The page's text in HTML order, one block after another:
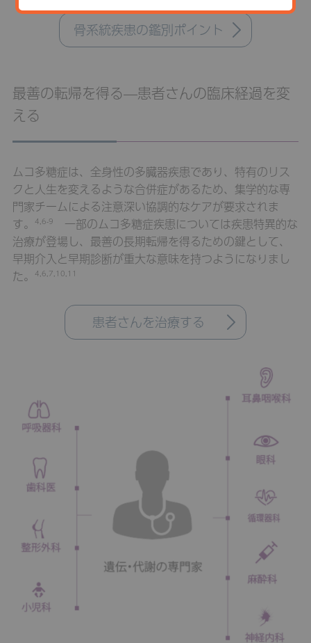
骨系統疾患の鑑別ポイント
最善の転帰を得る—患者さんの臨床経過を変
える
ムコ多糖症は、全身性の多臓器疾患であり、特有のリス
クと人生を変えるような合併症があるため、集学的な専
門家チームによる注意深い協調的なケアが要求されま
す。
4,6-9
一部のムコ多糖症疾患については疾患特異的な
治療が登場し、最善の長期転帰を得るための鍵として、
早期介入と早期診断が重大な意味を持つようになりまし
た。
4,6,7,10,11
患者さんを治療する